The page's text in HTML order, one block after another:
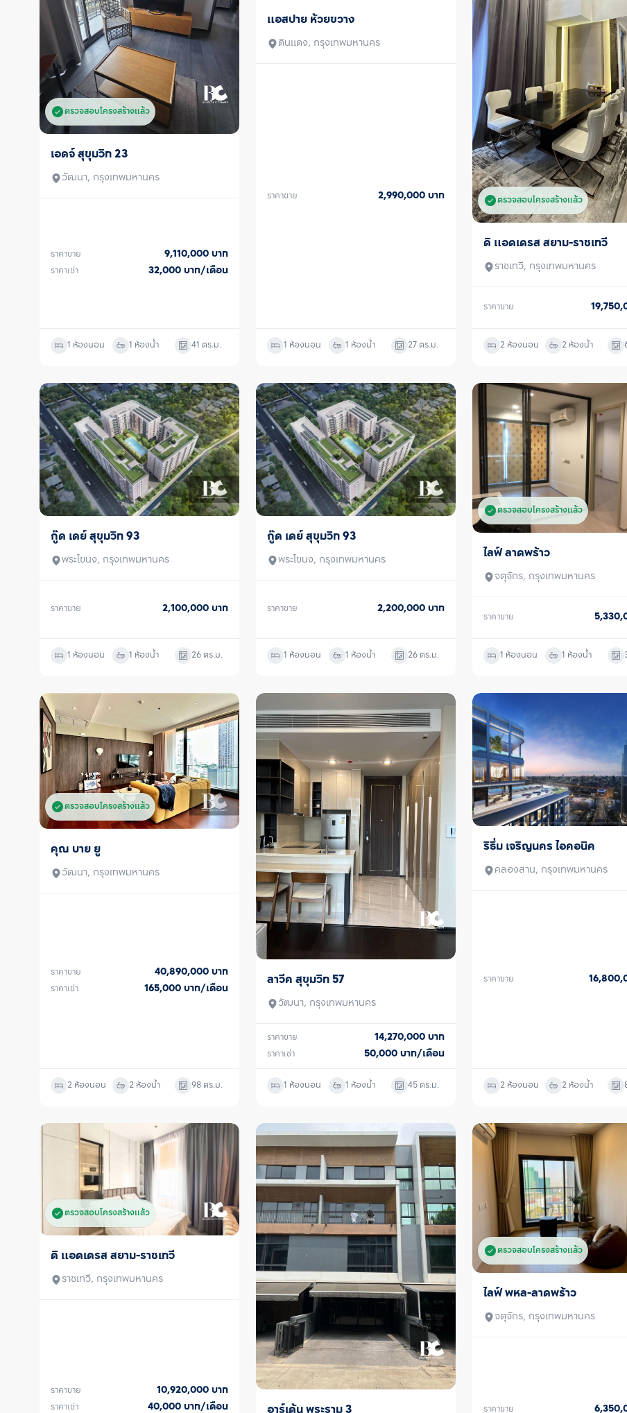
ตรวจสอบโครงสร้างแล้ว
ขาย/เช่า
เอดจ์ สุขุมวิท 23
วัฒนา, กรุงเทพมหานคร
ราคาขาย 9,110,000บาท
ราคาเช่า 32,000บาท/เดือน
1 ห้องนอน 1 ห้องน้ำ 41 ตร.ม.
ขาย
แอสปาย ห้วยขวาง
ดินแดง, กรุงเทพมหานคร
ราคาขาย 2,990,000บาท
1 ห้องนอน 1 ห้องน้ำ 27 ตร.ม.
ตรวจสอบโครงสร้างแล้ว
ขาย
ดิ แอดเดรส สยาม-ราชเทวี
ราชเทวี, กรุงเทพมหานคร
ราคาขาย
2 ห้องนอน 2 ห้องน้ำ
ขาย
กู๊ด เดย์ สุขุมวิท 93
พระโขนง, กรุงเทพมหานคร
ราคาขาย 2,100,000บาท
1 ห้องนอน 1 ห้องน้ำ 26 ตร.ม.
ขาย
กู๊ด เดย์ สุขุมวิท 93
พระโขนง, กรุงเทพมหานคร
ราคาขาย 2,200,000บาท
1 ห้องนอน 1 ห้องน้ำ 26 ตร.ม.
ตรวจสอบโครงสร้างแล้ว
ขาย
ไลฟ์ ลาดพร้าว
จตุจักร, กรุงเทพมหานคร
ราคาขาย
1 ห้องนอน 1 ห้องน้ำ
ตรวจสอบโครงสร้างแล้ว
ขาย/เช่า
คุณ บาย ยู
วัฒนา, กรุงเทพมหานคร
ราคาขาย 40,890,000บาท
ราคาเช่า 165,000บาท/เดือน
2 ห้องนอน 2 ห้องน้ำ 98 ตร.ม.
ขาย/เช่า
ลาวีค สุขุมวิท 57
วัฒนา, กรุงเทพมหานคร
ราคาขาย 14,270,000บาท
ราคาเช่า 50,000บาท/เดือน
1 ห้องนอน 1 ห้องน้ำ 45 ตร.ม.
ขาย
ริธึ่ม เจริญนคร ไอคอนิค
คลองสาน, กรุงเทพมหานคร
ราคาขาย
2 ห้องนอน 2 ห้องน้ำ
ตรวจสอบโครงสร้างแล้ว
ขาย/เช่า
ดิ แอดเดรส สยาม-ราชเทวี
ราชเทวี, กรุงเทพมหานคร
ราคาขาย 10,920,000บาท
ราคาเช่า 40,000บาท/เดือน ขาย/เช่า
ตรวจสอบโครงสร้างแล้ว
ขาย/เช่า
ไลฟ์ พหล-ลาดพร้าว
จตุจักร, กรุงเทพมหานคร
ราคาขาย